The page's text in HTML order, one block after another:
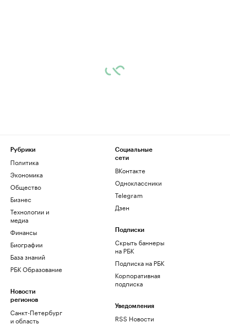
Рубрики
Политика
Экономика
Общество
Бизнес
Технологии и
медиа
Финансы
Биографии
База знаний
РБК Образование
Новости
регионов
Санкт-Петербург
и область
Социальные
сети
ВКонтакте
Одноклассники
Telegram
Дзен
Подписки
Скрыть баннеры
на РБК
Подписка на РБК
Корпоративная
подписка
Уведомления
RSS Новости